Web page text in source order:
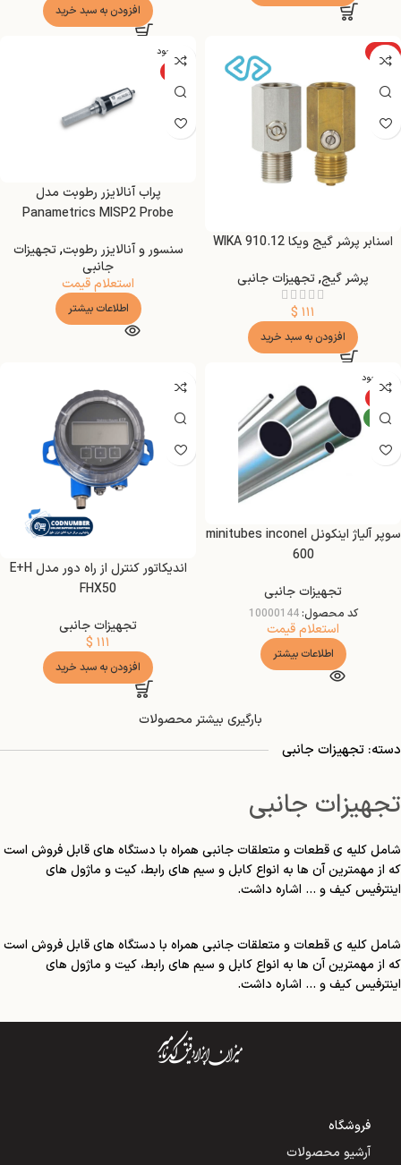
افزودن به سبد خرید
ویژه
اسنابر پرشر گیج ویکا WIKA 910.12
پرشر گیج,تجهیزات جانبی
$ ۱۱۱
افزودن به سبد خرید
ناموجود
پراب آنالایزر رطوبت مدل
Panametrics MISP2 Probe
سنسور و آنالایزر رطوبت,تجهیزات
جانبی
استعلام قیمت
اطلاعات بیشتر
ناموجود
جدید
سوپر آلیاژ اینکونل minitubes inconel
600
تجهیزات جانبی
کد محصول:10000144
استعلام قیمت
اطلاعات بیشتر
اندیکاتور کنترل از راه دور مدل E+H
FHX50
تجهیزات جانبی
$ ۱۱۱
افزودن به سبد خرید
بارگیری بیشتر محصولات
دسته: تجهیزات جانبی
تجهیزات جانبی
شامل کلیه ی قطعات و متعلقات جانبی همراه با دستگاه های قابل فروش است
که از مهمترین آن ها به انواع کابل و سیم های رابط، کیت و ماژول های
اینترفیس کیف و … اشاره داشت.
شامل کلیه ی قطعات و متعلقات جانبی همراه با دستگاه های قابل فروش است
که از مهمترین آن ها به انواع کابل و سیم های رابط، کیت و ماژول های
اینترفیس کیف و ... اشاره داشت.
فروشگاه
آرشیو محصولات